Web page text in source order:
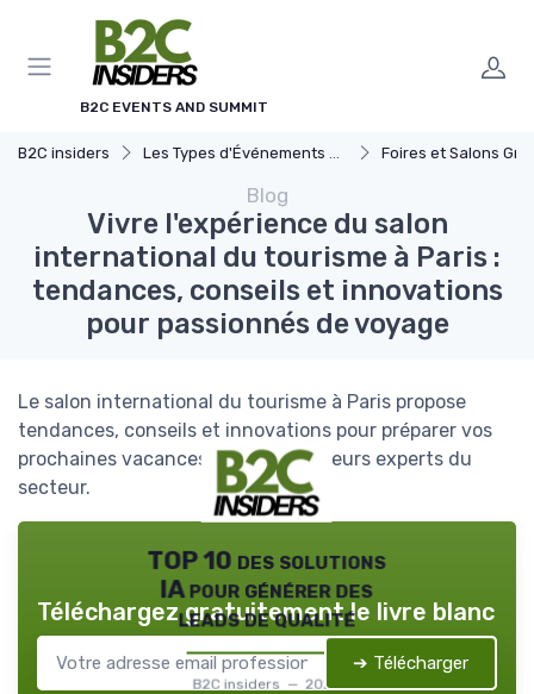
B2C EVENTS AND SUMMIT
B2C insiders Les Types d'Événements B2C Foires et Salons Grand
Blog
Vivre l'expérience du salon
international du tourisme à Paris :
tendances, conseils et innovations
pour passionnés de voyage
Le salon international du tourisme à Paris propose
tendances, conseils et innovations pour préparer vos
prochaines vacances avec les meilleurs experts du
secteur.
TOP 10 des solutions
IA pour générer des
leads de qualité
B2C insiders — 2026
Téléchargez gratuitement le livre blanc
➔ Télécharger
Panneau de gestion des cookies